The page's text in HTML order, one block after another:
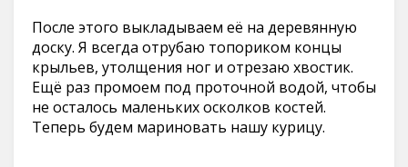
После этого выкладываем её на деревянную
доску. Я всегда отрубаю топориком концы
крыльев, утолщения ног и отрезаю хвостик.
Ещё раз промоем под проточной водой, чтобы
не осталось маленьких осколков костей.
Теперь будем мариновать нашу курицу.